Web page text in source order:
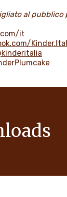
al pubblico
it